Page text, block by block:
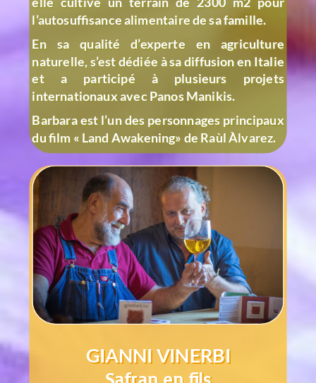
l’autosuffisance alimentaire de sa famille.
En sa qualité d’experte en agriculture
naturelle,s’est dédiée à sa diffusion en Italie
et a participé à plusieurs projets
internationaux avec Panos Manikis.
Barbara est l’un des personnages principaux
du film « Land Awakening» de Raùl Àlvarez.
GIANNI VINERBI